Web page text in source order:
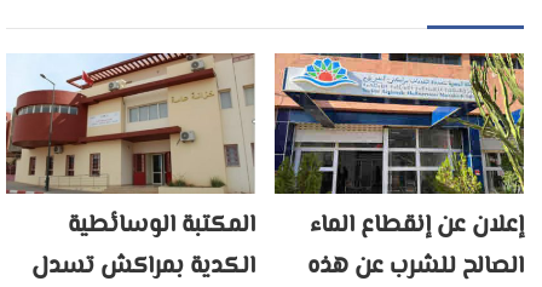
إعلان عن إنقطاع الماء
الصالح للشرب عن هذه
المكتبة الوسائطية
الكدية بمراكش تسدل